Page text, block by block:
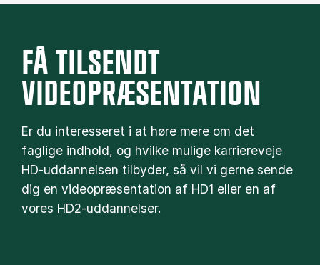
FÅ TILSENDT
VIDEOPRÆSENTATION
Er du interesseret i at høre mere om det
faglige indhold, og hvilke mulige karriereveje
HD-uddannelsen tilbyder, så vil vi gerne sende
dig en videopræsentation af HD1 eller en af
vores HD2-uddannelser.